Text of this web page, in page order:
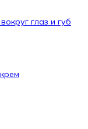
глаз и губ